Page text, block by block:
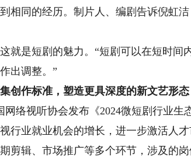
相同的经历。制片人、编剧告诉倪虹
是短剧的魅力。“短剧可以在短时间
出调整。”
创作标准，塑造更具深度的新文艺形态
络视听协会发布《2024微短剧行业生
行业就业机会的增长，进一步激活人
剪辑、市场推广等多个环节，涉及的